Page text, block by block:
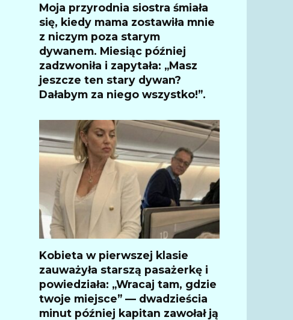
Moja przyrodnia siostra śmiała
się, kiedy mama zostawiła mnie
z niczym poza starym
dywanem. Miesiąc później
zadzwoniła i zapytała: „Masz
jeszcze ten stary dywan?
Dałabym za niego wszystko!”.
Kobieta w pierwszej klasie
zauważyła starszą pasażerkę i
powiedziała: „Wracaj tam, gdzie
twoje miejsce” — dwadzieścia
minut później kapitan zawołał ją